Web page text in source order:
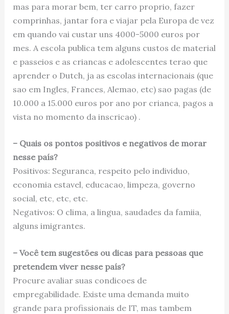
mas para morar bem, ter carro proprio, fazer
comprinhas, jantar fora e viajar pela Europa de vez
em quando vai custar uns 4000-5000 euros por
mes. A escola publica tem alguns custos de material
e passeios e as criancas e adolescentes terao que
aprender o Dutch, ja as escolas internacionais (que
sao em Ingles, Frances, Alemao, etc) sao pagas (de
10.000 a 15.000 euros por ano por crianca, pagos a
vista no momento da inscricao) .
– Quais os pontos positivos e negativos de morar
nesse país?
Positivos: Seguranca, respeito pelo individuo,
economia estavel, educacao, limpeza, governo
social, etc, etc, etc.
Negativos: O clima, a lingua, saudades da famiia,
alguns imigrantes.
– Você tem sugestões ou dicas para pessoas que
pretendem viver nesse país?
Procure avaliar suas condicoes de
empregabilidade. Existe uma demanda muito
grande para profissionais de IT, mas tambem